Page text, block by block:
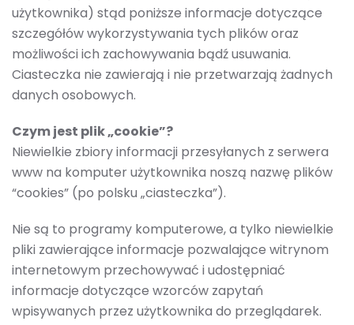
użytkownika) stąd poniższe informacje dotyczące
szczegółów wykorzystywania tych plików oraz
możliwości ich zachowywania bądź usuwania.
Ciasteczka nie zawierają i nie przetwarzają żadnych
danych osobowych.
Czym jest plik „cookie”?
Niewielkie zbiory informacji przesyłanych z serwera
www na komputer użytkownika noszą nazwę plików
“cookies” (po polsku „ciasteczka”).
Nie są to programy komputerowe, a tylko niewielkie
pliki zawierające informacje pozwalające witrynom
internetowym przechowywać i udostępniać
informacje dotyczące wzorców zapytań
wpisywanych przez użytkownika do przeglądarek.